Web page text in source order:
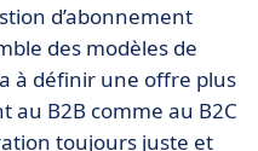
d’abonnement
des modèles de
à définir une offre plus
au B2B comme au B2C
toujours juste et